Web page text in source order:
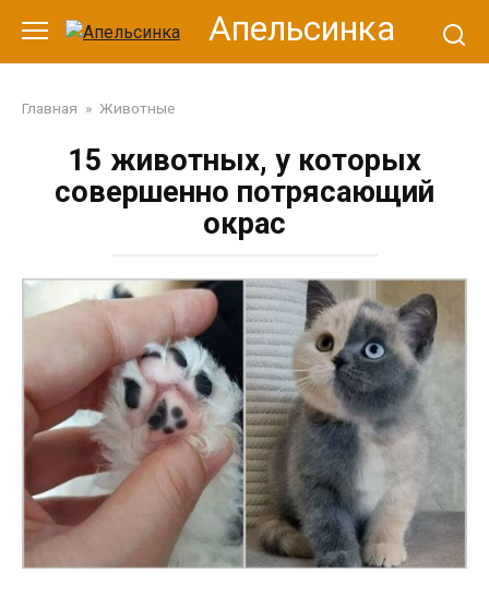
контенту
Апельсинка
Главная » Животные
15 животных, у которых
совершенно потрясающий
окрас